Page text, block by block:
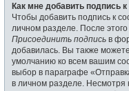
Как мне добавить подпись
Чтобы добавить подпись к
личном разделе. После
Присоединить подпись в
добавилась. Вы также
умолчанию ко всем вашим
выбор в параграфе
в личном разделе. Несмотря